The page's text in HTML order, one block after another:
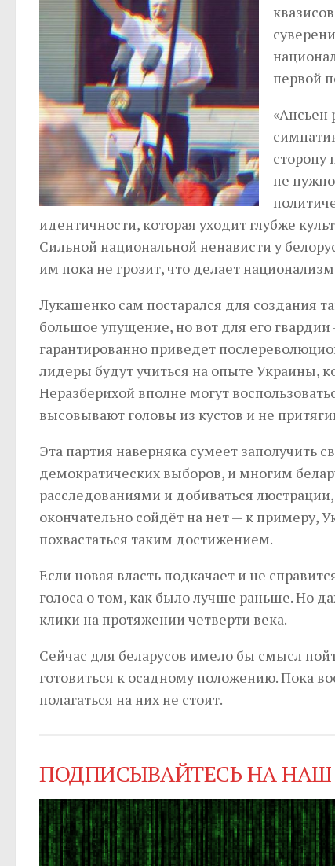
первой
«Ансьен
сторону
не
идентичности, которая уходит глубже
Сильной национальной ненависти у
им пока не грозит, что делает
Лукашенко сам постарался для создания
большое упущение, но вот для его
гарантированно приведет
лидеры будут учиться на опыте Украины,
Неразберихой вполне могут
высовывают головы из кустов и не
Эта партия наверняка сумеет заполучить
демократических выборов, и многим
расследованиями и добиваться
окончательно сойдёт на нет — к примеру,
похвастаться таким достижением.
Если новая власть подкачает и не
голоса о том, как было лучше раньше. Но
клики на протяжении четверти века.
Сейчас для беларусов имело бы смысл
готовиться к осадному положению. Пока
полагаться на них не стоит.
ПОДПИСЫВАЙТЕСЬ НА НАШ